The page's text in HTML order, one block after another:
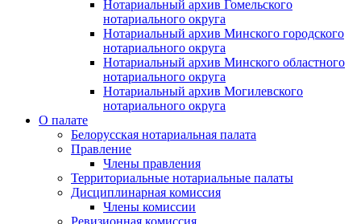
Нотариальный архив Гомельского
нотариального округа
Нотариальный архив Минского городского
нотариального округа
Нотариальный архив Минского областного
нотариального округа
Нотариальный архив Могилевского
нотариального округа
О палате
Белорусская нотариальная палата
Правление
Члены правления
Территориальные нотариальные палаты
Дисциплинарная комиссия
Члены комиссии